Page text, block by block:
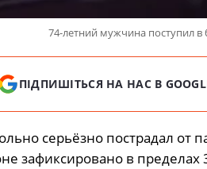
74-летний мужчина поступил
ПІДПИШІТЬСЯ НА НАС В
серьёзно пострадал от
зафиксировано в